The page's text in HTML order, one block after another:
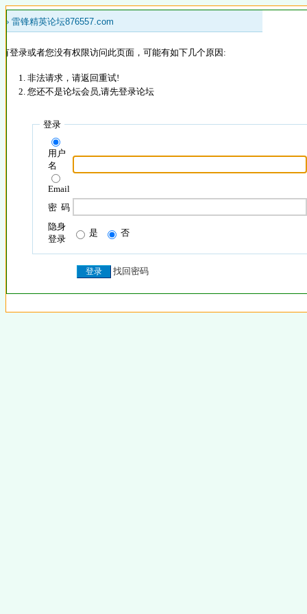
» 雷锋精英论坛876557.com
登录或者您没有权限访问此页面，可能有如下几个原因:
非法请求，请返回重试!
您还不是论坛会员,请先登录论坛
登录
用户
名
Email
密 码
隐身
登录
是 否
找回密码